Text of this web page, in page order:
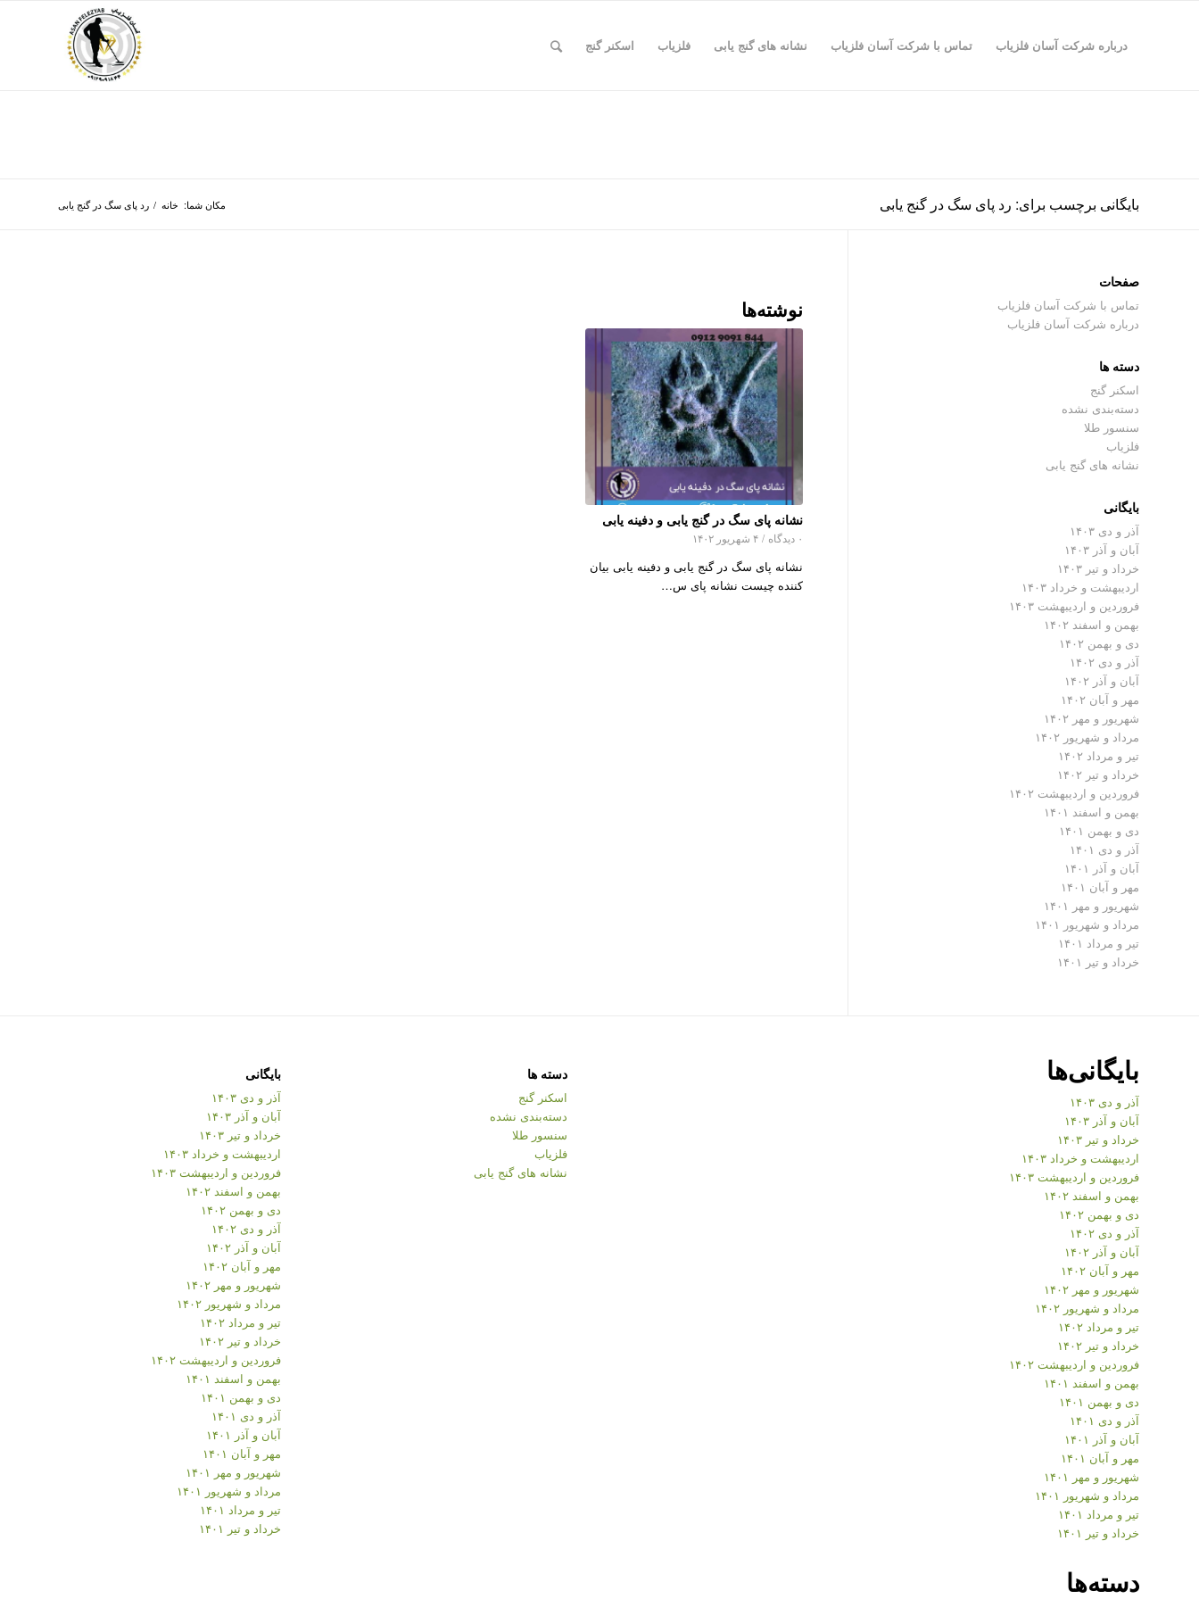
درباره شرکت آسان فلزیاب تماس با شرکت آسان فلزیاب نشانه های گنج یابی فلزیاب اسکنر گنج
بایگانی برچسب برای: رد پای سگ در گنج یابی مکان شما: خانه / رد پای سگ در گنج یابی
نوشته‌ها
نشانه پای سگ در گنج یابی و دفینه یابی
۰ دیدگاه / ۴ شهریور ۱۴۰۲
نشانه پای سگ در گنج یابی و دفینه یابی بیان
کننده چیست نشانه پای س…
صفحات
تماس با شرکت آسان فلزیاب
درباره شرکت آسان فلزیاب
دسته ها
اسکنر گنج
دسته‌بندی نشده
سنسور طلا
فلزیاب
نشانه های گنج یابی
بایگانی
آذر و دی ۱۴۰۳
آبان و آذر ۱۴۰۳
خرداد و تیر ۱۴۰۳
اردیبهشت و خرداد ۱۴۰۳
فروردین و اردیبهشت ۱۴۰۳
بهمن و اسفند ۱۴۰۲
دی و بهمن ۱۴۰۲
آذر و دی ۱۴۰۲
آبان و آذر ۱۴۰۲
مهر و آبان ۱۴۰۲
شهریور و مهر ۱۴۰۲
مرداد و شهریور ۱۴۰۲
تیر و مرداد ۱۴۰۲
خرداد و تیر ۱۴۰۲
فروردین و اردیبهشت ۱۴۰۲
بهمن و اسفند ۱۴۰۱
دی و بهمن ۱۴۰۱
آذر و دی ۱۴۰۱
آبان و آذر ۱۴۰۱
مهر و آبان ۱۴۰۱
شهریور و مهر ۱۴۰۱
مرداد و شهریور ۱۴۰۱
تیر و مرداد ۱۴۰۱
خرداد و تیر ۱۴۰۱
بایگانی‌ها
آذر و دی ۱۴۰۳
آبان و آذر ۱۴۰۳
خرداد و تیر ۱۴۰۳
اردیبهشت و خرداد ۱۴۰۳
فروردین و اردیبهشت ۱۴۰۳
بهمن و اسفند ۱۴۰۲
دی و بهمن ۱۴۰۲
آذر و دی ۱۴۰۲
آبان و آذر ۱۴۰۲
مهر و آبان ۱۴۰۲
شهریور و مهر ۱۴۰۲
مرداد و شهریور ۱۴۰۲
تیر و مرداد ۱۴۰۲
خرداد و تیر ۱۴۰۲
فروردین و اردیبهشت ۱۴۰۲
بهمن و اسفند ۱۴۰۱
دی و بهمن ۱۴۰۱
آذر و دی ۱۴۰۱
آبان و آذر ۱۴۰۱
مهر و آبان ۱۴۰۱
شهریور و مهر ۱۴۰۱
مرداد و شهریور ۱۴۰۱
تیر و مرداد ۱۴۰۱
خرداد و تیر ۱۴۰۱
دسته‌ها
دسته ها
اسکنر گنج
دسته‌بندی نشده
سنسور طلا
فلزیاب
نشانه های گنج یابی
بایگانی
آذر و دی ۱۴۰۳
آبان و آذر ۱۴۰۳
خرداد و تیر ۱۴۰۳
اردیبهشت و خرداد ۱۴۰۳
فروردین و اردیبهشت ۱۴۰۳
بهمن و اسفند ۱۴۰۲
دی و بهمن ۱۴۰۲
آذر و دی ۱۴۰۲
آبان و آذر ۱۴۰۲
مهر و آبان ۱۴۰۲
شهریور و مهر ۱۴۰۲
مرداد و شهریور ۱۴۰۲
تیر و مرداد ۱۴۰۲
خرداد و تیر ۱۴۰۲
فروردین و اردیبهشت ۱۴۰۲
بهمن و اسفند ۱۴۰۱
دی و بهمن ۱۴۰۱
آذر و دی ۱۴۰۱
آبان و آذر ۱۴۰۱
مهر و آبان ۱۴۰۱
شهریور و مهر ۱۴۰۱
مرداد و شهریور ۱۴۰۱
تیر و مرداد ۱۴۰۱
خرداد و تیر ۱۴۰۱